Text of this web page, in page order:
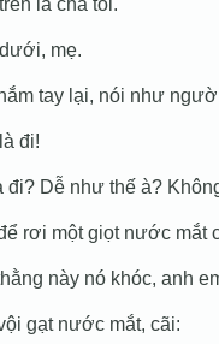
mẹ.
tay lại, nói như
đi!
đi? Dễ như thế à?
rơi một giọt nước mắt
này nó khóc, anh
gạt nước mắt, cãi: